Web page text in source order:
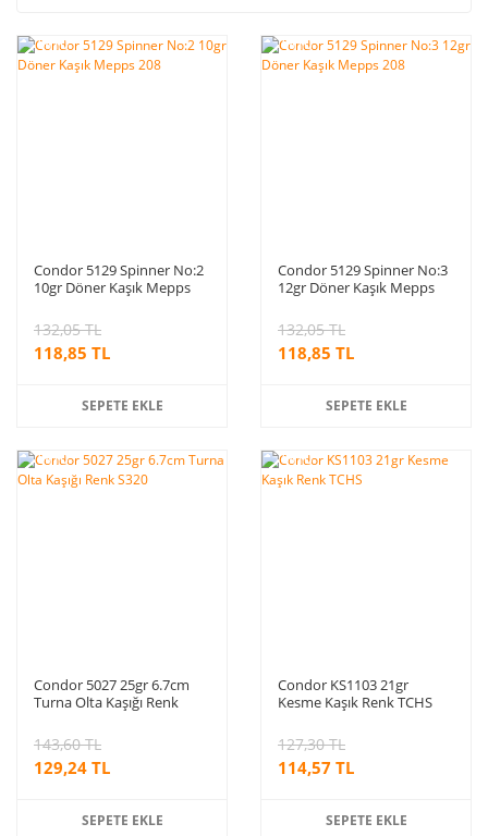
%10
Condor 5129 Spinner No:2
10gr Döner Kaşık Mepps
118,85 TL
132,05 TL
SEPETE EKLE
%10
Condor 5129 Spinner No:3
12gr Döner Kaşık Mepps
118,85 TL
132,05 TL
SEPETE EKLE
%10
Condor 5027 25gr 6.7cm
Turna Olta Kaşığı Renk
129,24 TL
143,60 TL
SEPETE EKLE
%10
Condor KS1103 21gr
Kesme Kaşık Renk TCHS
114,57 TL
127,30 TL
SEPETE EKLE